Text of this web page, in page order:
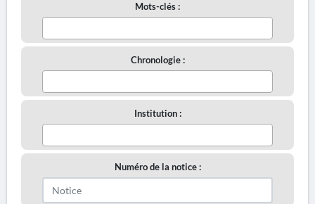
Mots-clés :
Chronologie :
Institution :
Numéro de la notice :